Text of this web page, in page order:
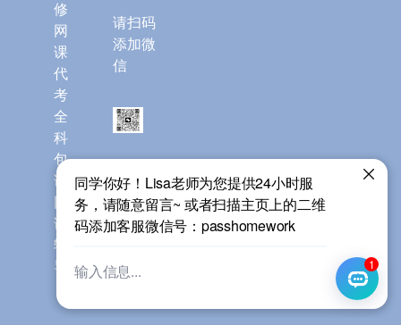
修
网
课
代
考
全
科
包
课
网
课
辅
导
请扫码
添加微
信